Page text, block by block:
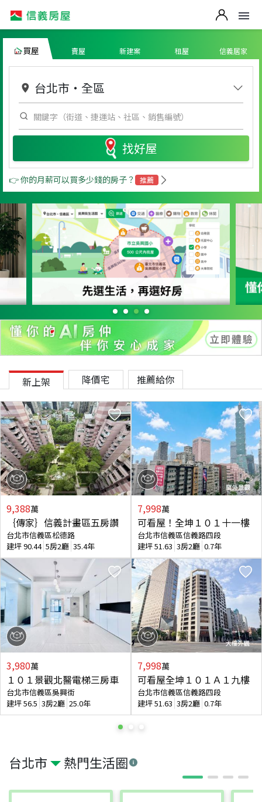
買屋 賣屋 新建案 租屋 信義居家
台北市 ・ 全區
找好屋
👉 你的月薪可以買多少錢的房子？ 推薦
台北市 熱門生活圈
新上架 降價宅 推薦給你
9,388萬
｛傳家｝信義計畫區五房讚
台北市信義區松德路
建坪90.44 5房2廳 35.4年
3,980萬
１０１景觀北醫電梯三房車
台北市信義區吳興街
建坪56.5 3房2廳 25.0年
7,998萬
可看屋！全坤１０１十一樓
台北市信義區信義路四段
建坪51.63 3房2廳 0.7年
7,998萬
可看屋全坤１０１Ａ１九樓
台北市信義區信義路四段
建坪51.63 3房2廳 0.7年